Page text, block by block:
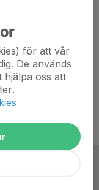
för att vår
De används
hjälpa oss att